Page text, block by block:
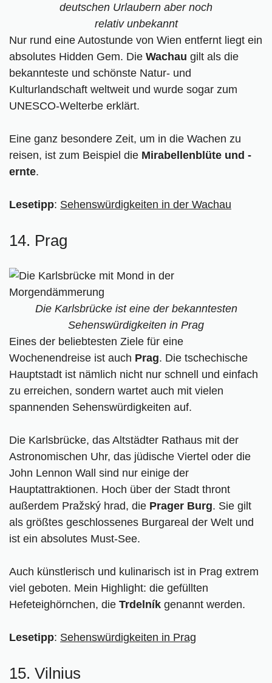
deutschen Urlaubern aber noch
relativ unbekannt
Nur rund eine Autostunde von Wien entfernt liegt ein
absolutes Hidden Gem. Die Wachau gilt als die
bekannteste und schönste Natur- und
Kulturlandschaft weltweit und wurde sogar zum
UNESCO-Welterbe erklärt.
Eine ganz besondere Zeit, um in die Wachen zu
reisen, ist zum Beispiel die Mirabellenblüte und -
ernte.
Lesetipp: Sehenswürdigkeiten in der Wachau
14. Prag
Die Karlsbrücke ist eine der bekanntesten
Sehenswürdigkeiten in Prag
Eines der beliebtesten Ziele für eine
Wochenendreise ist auch Prag. Die tschechische
Hauptstadt ist nämlich nicht nur schnell und einfach
zu erreichen, sondern wartet auch mit vielen
spannenden Sehenswürdigkeiten auf.
Die Karlsbrücke, das Altstädter Rathaus mit der
Astronomischen Uhr, das jüdische Viertel oder die
John Lennon Wall sind nur einige der
Hauptattraktionen. Hoch über der Stadt thront
außerdem Pražský hrad, die Prager Burg. Sie gilt
als größtes geschlossenes Burgareal der Welt und
ist ein absolutes Must-See.
Auch künstlerisch und kulinarisch ist in Prag extrem
viel geboten. Mein Highlight: die gefüllten
Hefeteighörnchen, die Trdelník genannt werden.
Lesetipp: Sehenswürdigkeiten in Prag
15. Vilnius